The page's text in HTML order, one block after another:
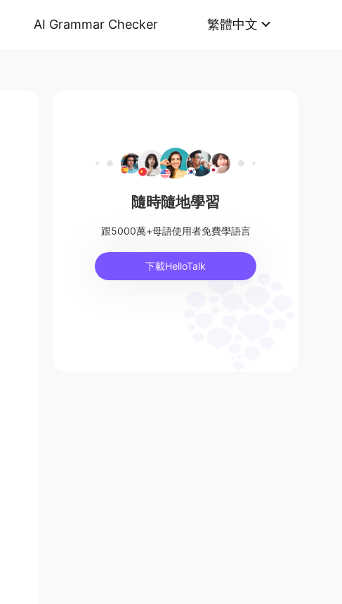
AI Grammar Checker 繁體中文
隨時隨地學習
跟5000萬+母語使用者免費學語言
下載HelloTalk